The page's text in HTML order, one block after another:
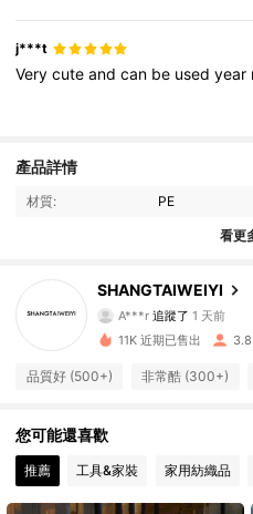
j***t
Verycuteandcan be usedyear
產品詳情
材質: PE
看更
SHANGTAIWEIYI
4.90
585 追蹤者
A***r 追蹤了1 天前
4.90
585 追蹤者
4.90 585 追蹤者
4.90 585 追蹤者
11K 近期已售出
品質好 (500+) 非常酷 (300+)
您可能還喜歡
推薦 工具&家裝 家用紡織品